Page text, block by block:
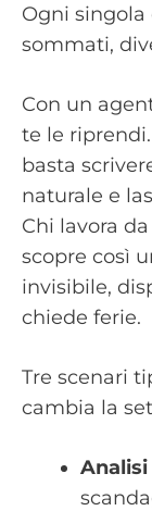
Ogni
sommati,
Con un
te le
basta
naturale e
Chi lavora
scopre così
invisibile,
chiede ferie.
Tre scenari
cambia la